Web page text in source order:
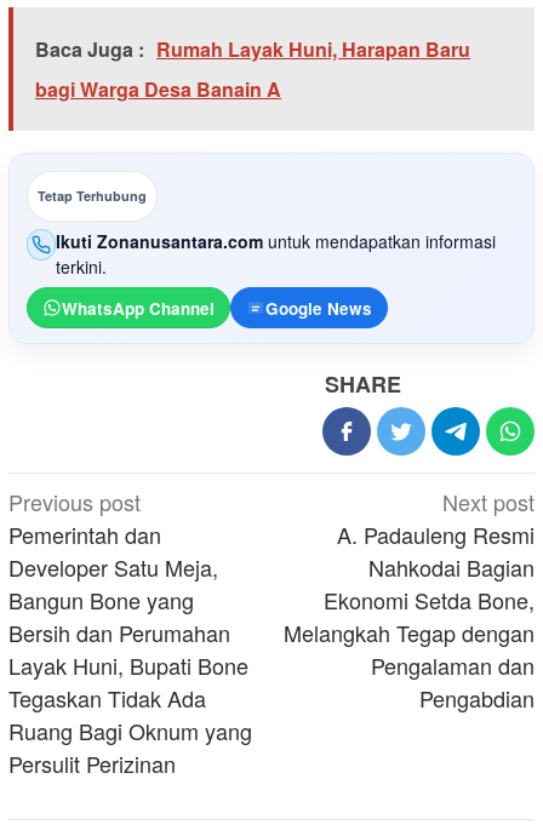
Baca Juga : Rumah Layak Huni, Harapan Baru
bagi Warga Desa Banain A
Tetap Terhubung
Ikuti Zonanusantara.com untuk mendapatkan informasi
terkini.
WhatsApp Channel Google News
SHARE
Post
navigation
Previous post
Pemerintah dan
Developer Satu Meja,
Bangun Bone yang
Bersih dan Perumahan
Layak Huni, Bupati Bone
Tegaskan Tidak Ada
Ruang Bagi Oknum yang
Persulit Perizinan
Next post
A. Padauleng Resmi
Nahkodai Bagian
Ekonomi Setda Bone,
Melangkah Tegap dengan
Pengalaman dan
Pengabdian